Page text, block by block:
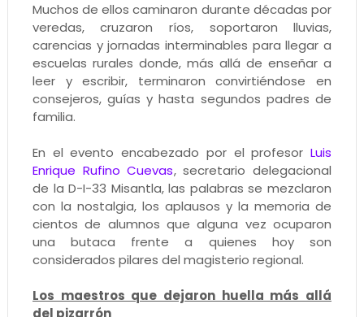
Muchos de ellos caminaron durante décadas por
veredas, cruzaron ríos, soportaron lluvias,
carencias y jornadas interminables para llegar a
escuelas rurales donde, más allá de enseñar a
leer y escribir, terminaron convirtiéndose en
consejeros, guías y hasta segundos padres de
familia.
En el evento encabezado por el profesorLuis
Enrique Rufino Cuevas, secretario delegacional
de la D-I-33 Misantla, las palabras se mezclaron
con la nostalgia, los aplausos y la memoria de
cientos de alumnos que alguna vez ocuparon
una butaca frente a quienes hoy son
considerados pilares del magisterio regional.
Los maestros que dejaron huella más allá
del pizarrón